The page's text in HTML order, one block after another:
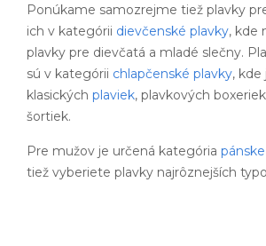
Ponúkame samozrejme tiež plavky
ich v kategórii dievčenské plavky, kde
plavky pre dievčatá a mladé slečny.
sú v kategórii chlapčenské plavky,
klasických plaviek, plavkových
šortiek.
Pre mužov je určená kategória
tiež vyberiete plavky najrôznejších